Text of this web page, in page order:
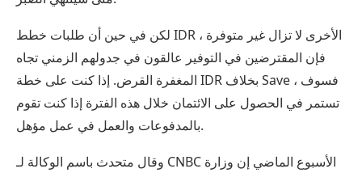
لكن في حين أن طلبات خطط IDR الأخرى لا تزال غير متوفرة ،
فإن المقترضين في التوفير عالقون في جدولهم الزمني تجاه
المغفرة القرض. إذا كنت على خطة IDR بخلاف Save ، فسوف
تستمر في الحصول على الائتمان خلال هذه الفترة إذا كنت تقوم
بالمدفوعات والعمل في عمل مؤهل.
وقال متحدث باسم الوكالة لـ CNBC الأسبوع الماضي إن وزارة